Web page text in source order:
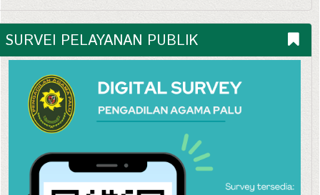
SURVEI PELAYANAN PUBLIK